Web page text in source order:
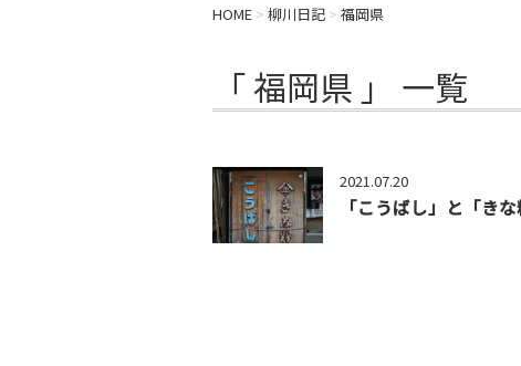
HOME > 柳川日記 > 福岡県
「 福岡県 」 一覧
2021.07.20
「こうばし」と「き